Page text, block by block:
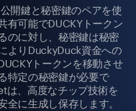
開鍵と秘密鍵のペアを使
有可能でDUCKYトークン
のに対し、秘密鍵は秘密
よりDuckyDuck資金への
トークンを移動させ
特定の秘密鍵が必要で
は、高度なチップ技術を
に生成し保存します。